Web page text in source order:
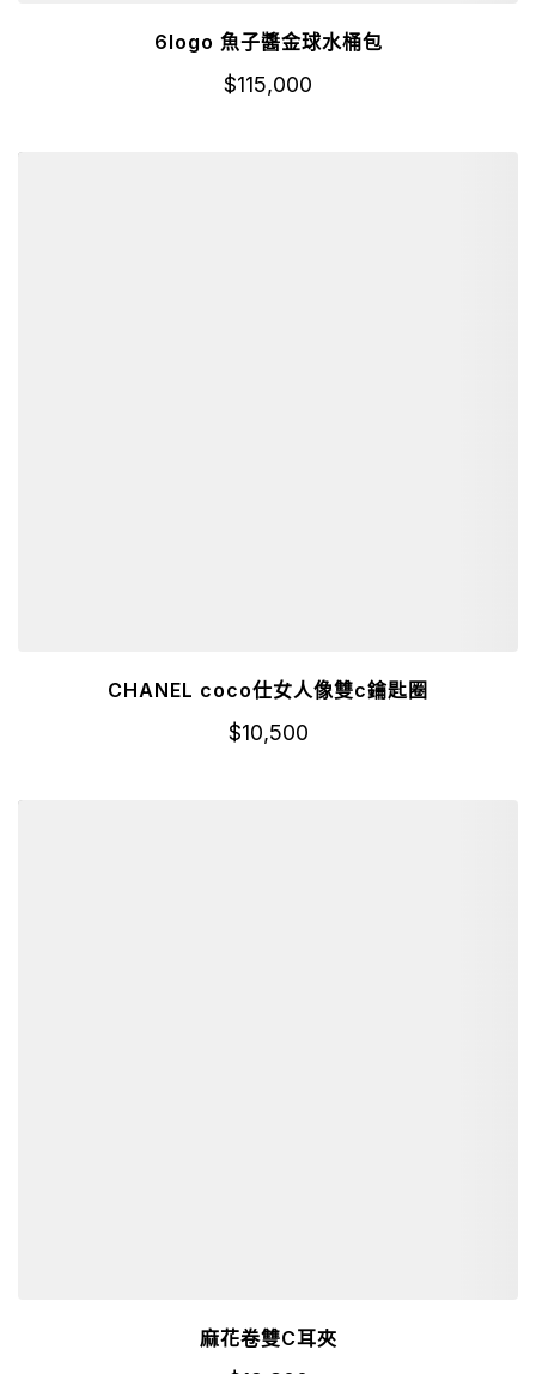
6logo 魚子醬金球水桶包
$115,000
CHANEL coco仕女人像雙c鑰匙圈
$10,500
麻花卷雙C耳夾